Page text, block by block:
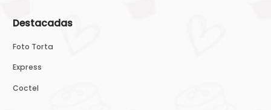
Destacadas
Foto Torta
Express
Coctel